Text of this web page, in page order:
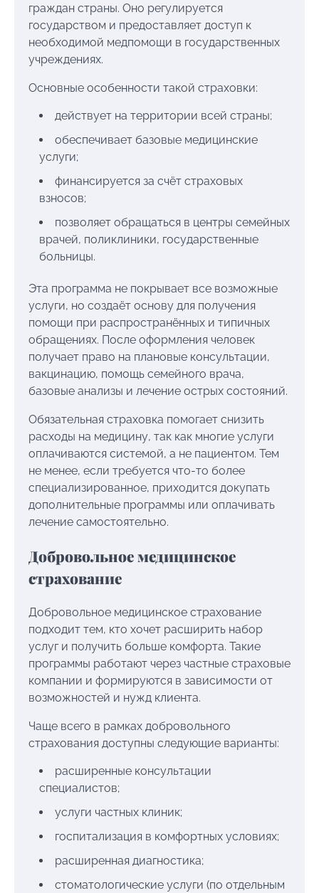
граждан страны. Оно регулируется
государством и предоставляет доступ к
необходимой медпомощи в государственных
учреждениях.
Основные особенности такой страховки:
действует на территории всей страны;
обеспечивает базовые медицинские
услуги;
финансируется за счёт страховых
взносов;
позволяет обращаться в центры семейных
врачей, поликлиники, государственные
больницы.
Эта программа не покрывает все возможные
услуги, но создаёт основу для получения
помощи при распространённых и типичных
обращениях. После оформления человек
получает право на плановые консультации,
вакцинацию, помощь семейного врача,
базовые анализы и лечение острых состояний.
Обязательная страховка помогает снизить
расходы на медицину, так как многие услуги
оплачиваются системой, а не пациентом. Тем
не менее, если требуется что-то более
специализированное, приходится докупать
дополнительные программы или оплачивать
лечение самостоятельно.
Добровольное медицинское
страхование
Добровольное медицинское страхование
подходит тем, кто хочет расширить набор
услуг и получить больше комфорта. Такие
программы работают через частные страховые
компании и формируются в зависимости от
возможностей и нужд клиента.
Чаще всего в рамках добровольного
страхования доступны следующие варианты:
расширенные консультации
специалистов;
услуги частных клиник;
госпитализация в комфортных условиях;
расширенная диагностика;
стоматологические услуги (по отдельным